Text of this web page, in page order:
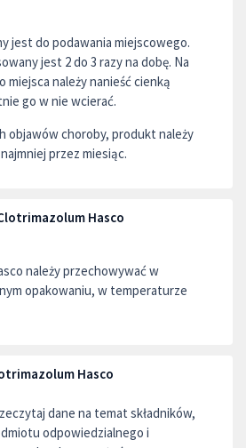
jest do podawania miejscowego.
jest 2 do 3 razy na dobę. Na
miejsca należy nanieść cienką
go w nie wcierać.
objawów choroby, produkt należy
przez miesiąc.
Hasco
należy przechowywać w
opakowaniu, w temperaturze
Hasco
dane na temat składników,
odpowiedzialnego i